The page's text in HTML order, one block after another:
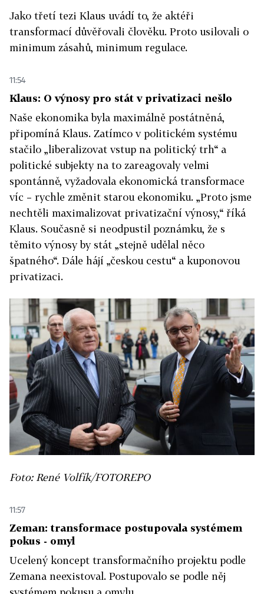
Jako třetí tezi Klaus uvádí to, že aktéři
transformací důvěřovali člověku. Proto usilovali o
minimum zásahů, minimum regulace.
11:54
Klaus: O výnosy pro stát v privatizaci nešlo
Naše ekonomika byla maximálně postátněná,
připomíná Klaus. Zatímco v politickém systému
stačilo „liberalizovat vstup na politický trh“ a
politické subjekty na to zareagovaly velmi
spontánně, vyžadovala ekonomická transformace
víc – rychle změnit starou ekonomiku. „Proto jsme
nechtěli maximalizovat privatizační výnosy,“ říká
Klaus. Současně si neodpustil poznámku, že s
těmito výnosy by stát „stejně udělal něco
špatného“. Dále hájí „českou cestu“ a kuponovou
privatizaci.
Foto: René Volfík/FOTOREPO
11:57
Zeman: transformace postupovala systémem
pokus - omyl
Ucelený koncept transformačního projektu podle
Zemana neexistoval. Postupovalo se podle něj